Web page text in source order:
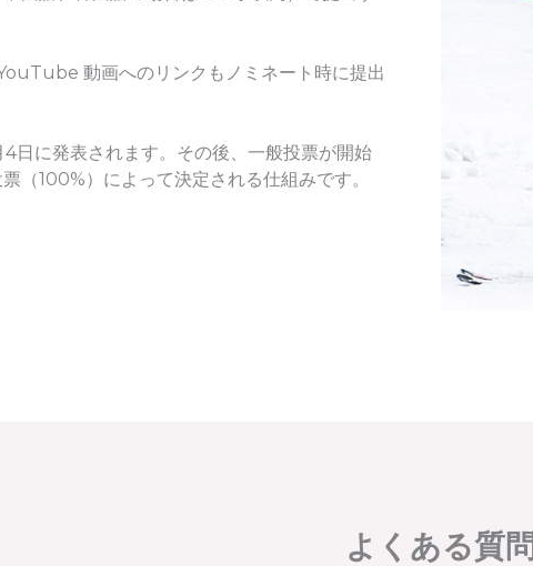
動画へのリンクもノミネート時に提出
日に発表されます。その後、一般投票が開始
（100%）によって決定される仕組みです。
よくある質問​